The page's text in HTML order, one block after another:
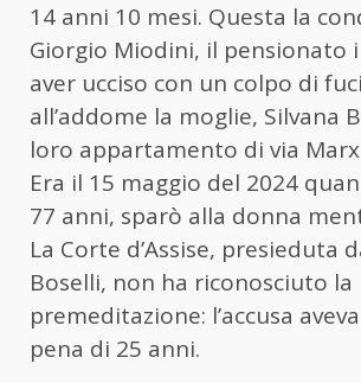
14 anni 10 mesi. Questa la
Giorgio Miodini, il pensionato
aver ucciso con un colpo di
all’addome la moglie, Silvana
loro appartamento di via
Era il 15 maggio del 2024
77 anni, sparò alla donna
La Corte d’Assise, presieduta
Boselli, non ha riconosciuto la
premeditazione: l’accusa
pena di 25 anni.